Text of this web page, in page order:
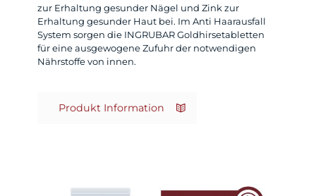
zur Erhaltung gesunder Nägel und Zink zur
Erhaltung gesunder Haut bei. Im Anti Haarausfall
System sorgen die INGRUBAR Goldhirsetabletten
für eine ausgewogene Zufuhr der notwendigen
Nährstoffe von innen.
Produkt Information